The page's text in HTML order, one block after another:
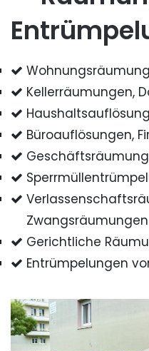
Kellerräumungen,
Büroauflösungen,
Zwangsräumungen
Gerichtliche
Entrümpelungen